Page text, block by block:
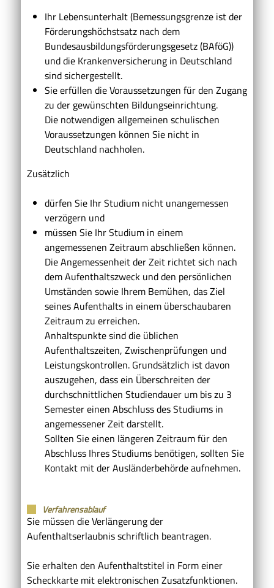
Ihr Lebensunterhalt(Bemessungsgrenze ist der
Förderungshöchstsatz nach dem
Bundesausbildungsförderungsgesetz (BAföG))
und die Krankenversicherung in Deutschland
sind sichergestellt.
Sie erfüllen die Voraussetzungen für den Zugang
zu der gewünschten Bildungseinrichtung.
Die notwendigen allgemeinen schulischen
Voraussetzungen können Sie nicht in
Deutschland nachholen.
Zusätzlich
dürfen Sie Ihr Studium nicht unangemessen
verzögern und
müssen Sie Ihr Studium in einem
angemessenen Zeitraum abschließen können.
Die Angemessenheit der Zeit richtet sich nach
dem Aufenthaltszweck und den persönlichen
Umständen sowie Ihrem Bemühen, das Ziel
seines Aufenthalts in einem überschaubaren
Zeitraum zu erreichen.
Anhaltspunkte sind die üblichen
Aufenthaltszeiten, Zwischenprüfungen und
Leistungskontrollen. Grundsätzlich ist davon
auszugehen, dass ein Überschreiten der
durchschnittlichen Studiendauer um bis zu 3
Semester einen Abschluss des Studiums in
angemessener Zeit darstellt.
Sollten Sie einen längeren Zeitraum für den
Abschluss Ihres Studiums benötigen, sollten Sie
Kontakt mit der Ausländerbehörde aufnehmen.
Verfahrensablauf
Sie müssen die Verlängerung der
Aufenthaltserlaubnis schriftlich beantragen.
Sie erhalten den Aufenthaltstitel in Form einer
Scheckkarte mit elektronischen Zusatzfunktionen.